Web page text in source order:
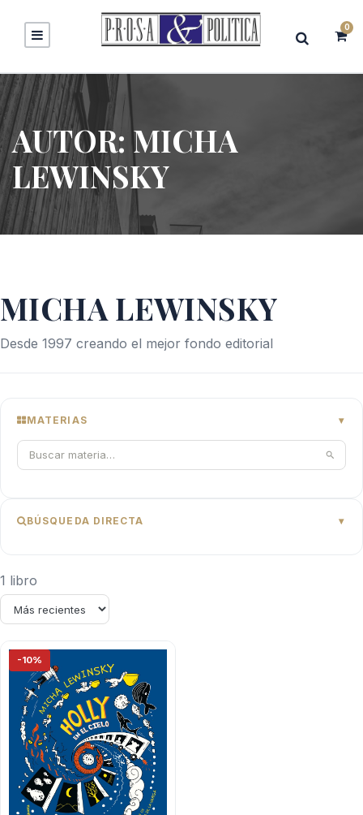
0
AUTOR:MICHA
LEWINSKY
MICHA LEWINSKY
Desde 1997 creando el mejor fondo editorial
MATERIAS
BÚSQUEDA DIRECTA
1 libro
-10%